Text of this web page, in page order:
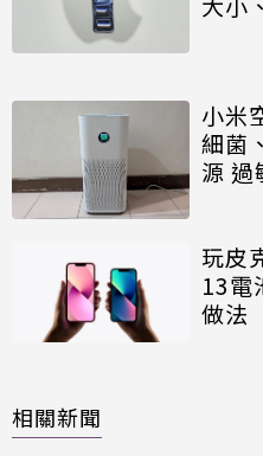
小米
細菌
源 過
玩皮
13電
做法
相關新聞